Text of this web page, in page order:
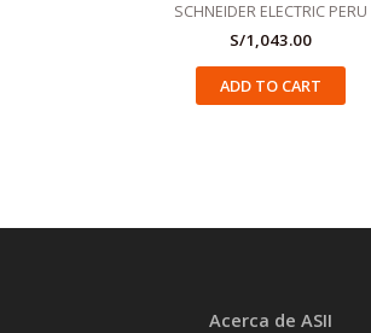
SCHNEIDER ELECTRIC PERU
S/1,043.00
ADD TO CART
Acerca de ASII